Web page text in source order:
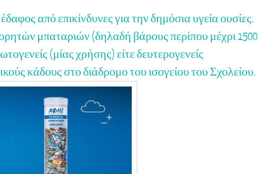
από επικίνδυνες για την δημόσια υγεία ουσίες.
μπαταριών (δηλαδή βάρους περίπου μέχρι 1500
(μίας χρήσης) είτε δευτερογενείς
κάδους στο διάδρομο του ισογείου του Σχολείου.